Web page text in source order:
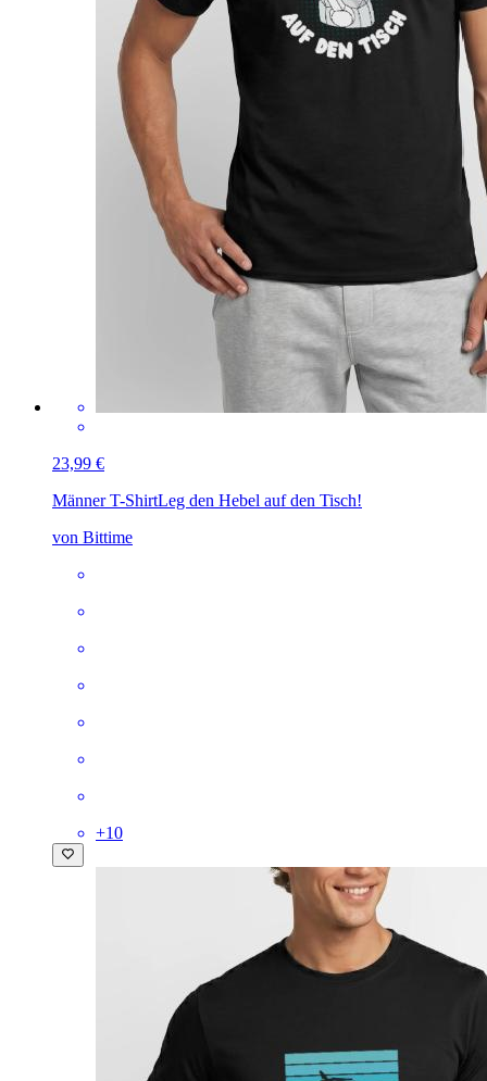
23,99 €
Männer T-ShirtLeg den Hebel auf den Tisch!
von Bittime
+10